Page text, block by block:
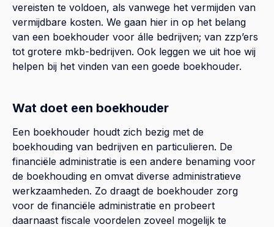
vereisten te voldoen, als vanwege het vermijden van
vermijdbare kosten. We gaan hier in op het belang
van een boekhouder voor álle bedrijven; van zzp’ers
tot grotere mkb-bedrijven. Ook leggen we uit hoe wij
helpen bij het vinden van een goede boekhouder.
Wat doet een boekhouder
Een boekhouder houdt zich bezig met de
boekhouding van bedrijven en particulieren. De
financiële administratie is een andere benaming voor
de boekhouding en omvat diverse administratieve
werkzaamheden. Zo draagt de boekhouder zorg
voor de financiële administratie en probeert
daarnaast fiscale voordelen zoveel mogelijk te